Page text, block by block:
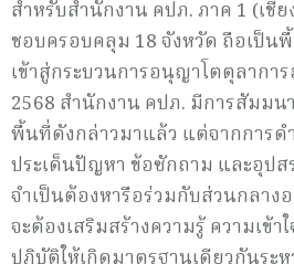
สำหรับสำนักงาน คปภ. ภาค 1 (เชี
ชอบครอบคลุม 18 จังหวัด ถือเป็
เข้าสู่กระบวนการอนุญาโตตุลากา
2568 สำนักงาน คปภ. มีการสัมม
พื้นที่ดังกล่าวมาแล้ว แต่จากการด
ประเด็นปัญหา ข้อซักถาม และอุปส
จำเป็นต้องหารือร่วมกับส่วนกลาง
จะต้องเสริมสร้างความรู้ ความเข้